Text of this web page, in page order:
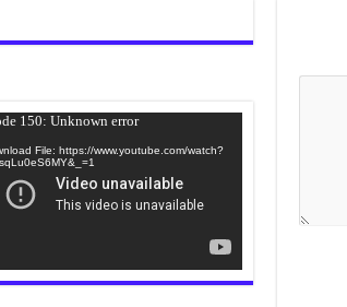
150: Unknown error.
File: https://www.youtube.com/watch?